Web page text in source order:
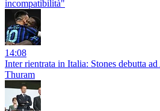
incompatibilità"
14:08
Inter rientrata in Italia: Stones debutta
Thuram